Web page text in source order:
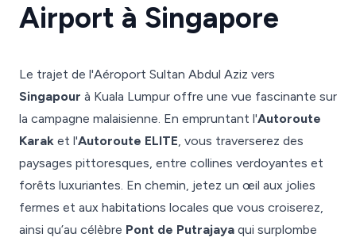
Airport à Singapore
Le trajet de l'Aéroport Sultan Abdul Aziz vers
Singapour à Kuala Lumpur offre une vue fascinante sur
la campagne malaisienne. En empruntant l'Autoroute
Karak et l'Autoroute ELITE, vous traverserez des
paysages pittoresques, entre collines verdoyantes et
forêts luxuriantes. En chemin, jetez un œil aux jolies
fermes et aux habitations locales que vous croiserez,
ainsi qu’au célèbre Pont de Putrajaya qui surplombe